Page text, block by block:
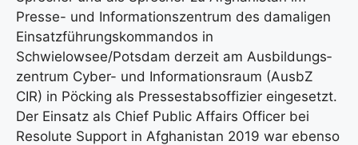
Pres­se- und Infor­ma­ti­ons­zen­trum des dama­li­gen
Ein­satz­füh­rungs­kom­man­dos in
Schwielowsee/Potsdam der­zeit am Aus­bil­dungs­
zen­trum Cyber- und Infor­ma­ti­ons­raum (Aus­bZ
CIR) in Pöcking als Pres­se­stabs­of­fi­zier ein­ge­setzt.
Der Ein­satz als Chief Public Affairs Offi­cer bei
Reso­lu­te Sup­port in Afgha­ni­stan 2019 war eben­so